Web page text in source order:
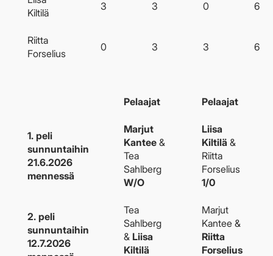
Kiltilä
3 3 0 6
Riitta
Forselius
0 3 3 6
Pelaajat Pelaajat
1. peli
sunnuntaihin
21.6.2026
mennessä
Marjut
Kantee &
Tea
Sahlberg
W/O
Liisa
Kiltilä &
Riitta
Forselius
1/0
2. peli
sunnuntaihin
12.7.2026
Tea
Sahlberg
& Liisa
Kiltilä
Marjut
Kantee &
Riitta
Forselius